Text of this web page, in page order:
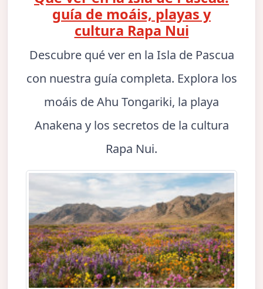
guía de moáis, playas y
cultura Rapa Nui
Descubre qué ver en la Isla de Pascua
con nuestra guía completa. Explora los
moáis de Ahu Tongariki, la playa
Anakena y los secretos de la cultura
Rapa Nui.